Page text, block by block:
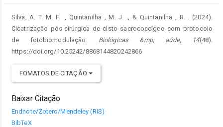
Silva, A. T. M. F. ., Quintanilha , M. J. ., & Quintanilha , R. . (2024).
Cicatrização pós-cirúrgica de cisto sacrococcígeo com protocolo
de fotobiomodulação. Biológicas &mp; aúde, 14(48).
https://doi.org/10.25242/8868144820242866
FOMATOS DE CITAÇÃO
Baixar Citação
Endnote/Zotero/Mendeley (RIS)
BibTeX